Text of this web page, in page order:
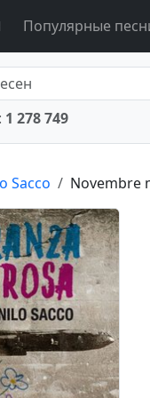
Популярные
1 278 749
Sacco Novembre